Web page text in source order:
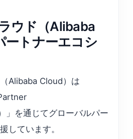
ウド（Alibaba
ートナーエコシ
Alibaba Cloud）は
」を通じてグローバルパー
しています。